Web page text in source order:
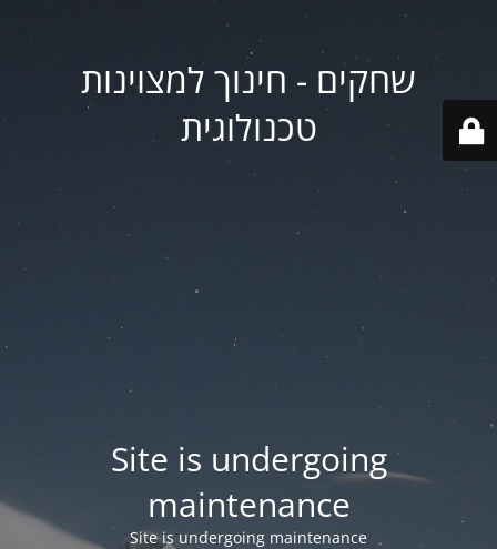
שחקים - חינוך למצוינות
טכנולוגית
Site is undergoing
maintenance
Site is undergoing maintenance